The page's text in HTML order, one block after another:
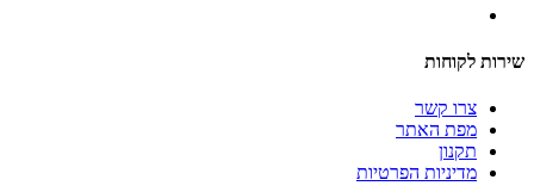
שירות לקוחות
צרו קשר
מפת האתר
תקנון
מדיניות הפרטיות